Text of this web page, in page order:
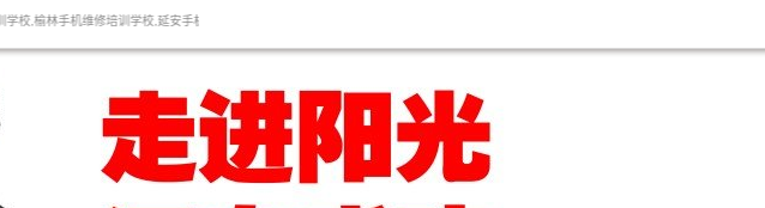
手机维修培训学校,渭南手机维修培训学校,铜川手机维修培训学校,阿里手机维修培训学校,山南手机维修培训学校,拉萨手机维